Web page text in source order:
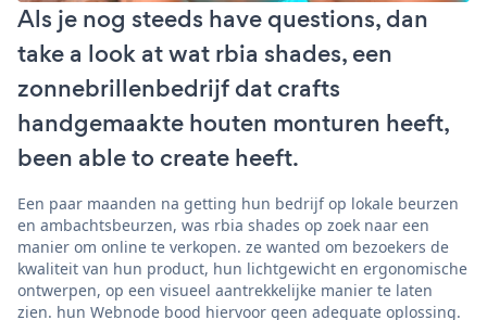
Als je nog steeds have questions, dan
take a look at wat rbia shades, een
zonnebrillenbedrijf dat crafts
handgemaakte houten monturen heeft,
been able to create heeft.
Een paar maanden na getting hun bedrijf op lokale beurzen
en ambachtsbeurzen, was rbia shades op zoek naar een
manier om online te verkopen. ze wanted om bezoekers de
kwaliteit van hun product, hun lichtgewicht en ergonomische
ontwerpen, op een visueel aantrekkelijke manier te laten
zien. hun Webnode bood hiervoor geen adequate oplossing.